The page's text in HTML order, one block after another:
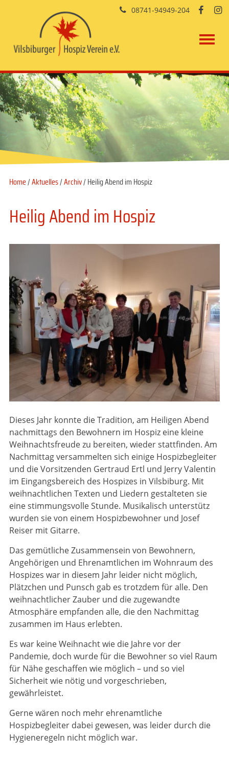
Home/Aktuelles/Archiv/ Heilig Abend im Hospiz
Heilig Abend im Hospiz
Dieses Jahr konnte die Tradition, am Heiligen Abend
nachmittags den Bewohnern im Hospiz eine kleine
Weihnachtsfreude zu bereiten, wieder stattfinden. Am
Nachmittag versammelten sich einige Hospizbegleiter
und die Vorsitzenden Gertraud Ertl und Jerry Valentin
im Eingangsbereich des Hospizes in Vilsbiburg. Mit
weihnachtlichen Texten und Liedern gestalteten sie
eine stimmungsvolle Stunde. Musikalisch unterstütz
wurden sie von einem Hospizbewohner und Josef
Reiser mit Gitarre.
Das gemütliche Zusammensein von Bewohnern,
Angehörigen und Ehrenamtlichen im Wohnraum des
Hospizes war in diesem Jahr leider nicht möglich,
Plätzchen und Punsch gab es trotzdem für alle. Den
weihnachtlicher Zauber und die zugewandte
Atmosphäre empfanden alle, die den Nachmittag
zusammen im Haus erlebten.
Es war keine Weihnacht wie die Jahre vor der
Pandemie, doch wurde für die Bewohner so viel Raum
für Nähe geschaffen wie möglich – und so viel
Sicherheit wie nötig und vorgeschrieben,
gewährleistet.
Gerne wären noch mehr ehrenamtliche
Hospizbegleiter dabei gewesen, was leider durch die
Hygieneregeln nicht möglich war.
08741-94949-204  